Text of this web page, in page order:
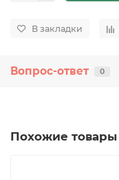
В закладки
Вопрос-ответ 0
Похожие товары